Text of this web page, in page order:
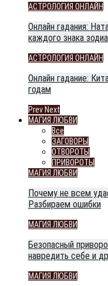
АСТРОЛОГИЯ ОНЛАЙН
Онлайн гадания:
каждого знака
АСТРОЛОГИЯ ОНЛАЙН
Онлайн гадание:
годам
Prev Next
МАГИЯ ЛЮБВИ
Все
ЗАГОВОРЫ
ОТВОРОТЫ
ПРИВОРОТЫ
МАГИЯ ЛЮБВИ
Почему не всем
Разбираем ошибки
МАГИЯ ЛЮБВИ
Безопасный
навредить себе и
МАГИЯ ЛЮБВИ